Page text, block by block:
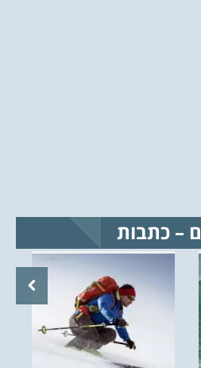
– כתבות